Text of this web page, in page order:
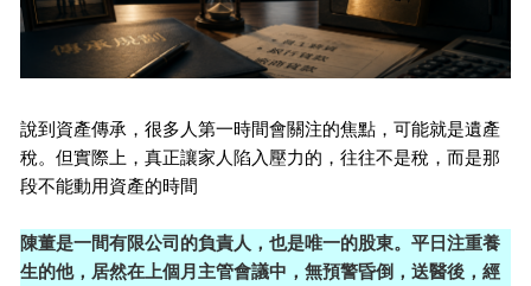
說到資產傳承，很多人第一時間會關注的焦點，可能就是遺產
稅。但實際上，真正讓家人陷入壓力的，往往不是稅，而是那
段不能動用資產的時間
陳董是一間有限公司的負責人，也是唯一的股東。平日注重養
生的他，居然在上個月主管會議中，無預警昏倒，送醫後，經